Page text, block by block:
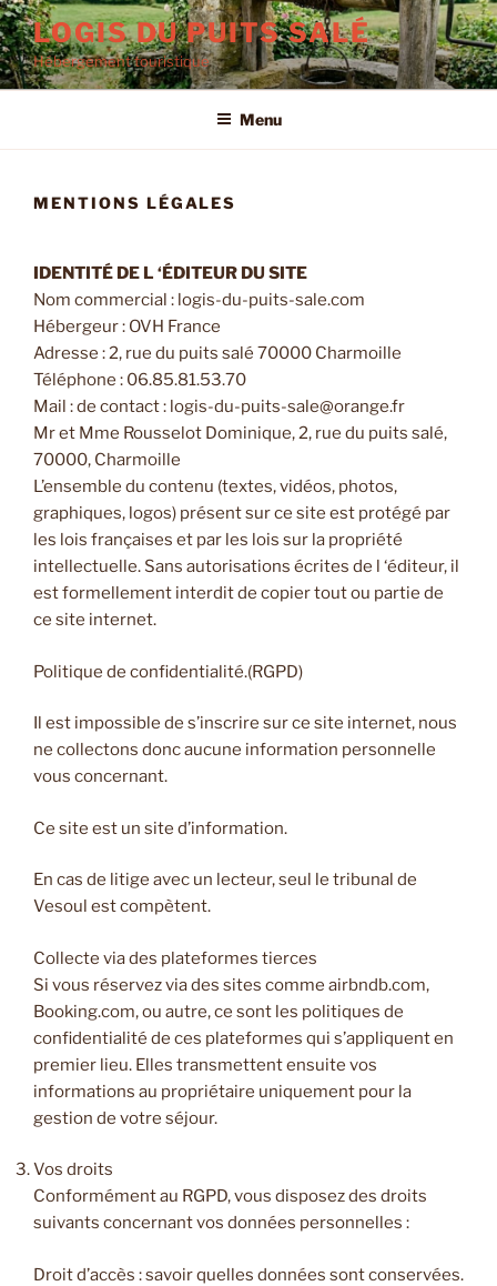
Aller
au
contenu
principal
LOGIS DU PUITS SALÉ
Hébergement touristique
Menu
MENTIONS LÉGALES
IDENTITÉ DE L ‘ÉDITEUR DU SITE
Nom commercial : logis-du-puits-sale.com
Hébergeur : OVH France
Adresse : 2, rue du puits salé 70000 Charmoille
Téléphone : 06.85.81.53.70
Mail : de contact : logis-du-puits-sale@orange.fr
Mr et Mme Rousselot Dominique, 2, rue du puits salé,
70000, Charmoille
L’ensemble du contenu (textes, vidéos, photos,
graphiques, logos) présent sur ce site est protégé par
les lois françaises et par les lois sur la propriété
intellectuelle. Sans autorisations écrites de l ‘éditeur, il
est formellement interdit de copier tout ou partie de
ce site internet.
Politique de confidentialité.(RGPD)
Il est impossible de s’inscrire sur ce site internet, nous
ne collectons donc aucune information personnelle
vous concernant.
Ce site est un site d’information.
En cas de litige avec un lecteur, seul le tribunal de
Vesoul est compètent.
Collecte via des plateformes tierces
Si vous réservez via des sites comme airbndb.com,
Booking.com, ou autre, ce sont les politiques de
confidentialité de ces plateformes qui s’appliquent en
premier lieu. Elles transmettent ensuite vos
informations au propriétaire uniquement pour la
gestion de votre séjour.
Vos droits
Conformément au RGPD, vous disposez des droits
suivants concernant vos données personnelles :
Droit d’accès : savoir quelles données sont conservées.